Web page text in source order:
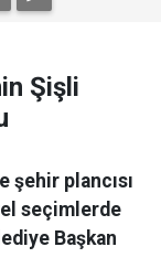
Şişli
şehir plancısı
seçimlerde
Başkan